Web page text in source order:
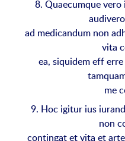
8. Quaecumque
ad medicandum non
vita
ea, siquidem eff
me
9. Hoc igitur ius
non
contingat et vita et